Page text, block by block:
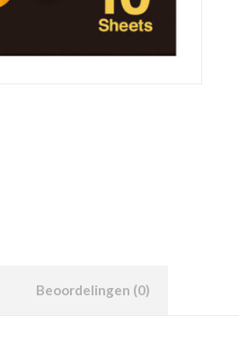
Beoordelingen (0)